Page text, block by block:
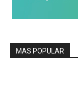
MAS POPULAR